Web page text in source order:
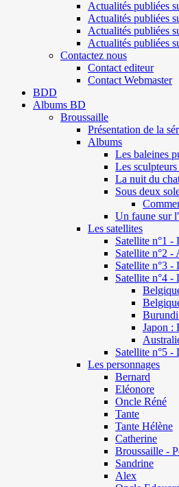
Actualités publiées
Actualités publiées
Actualités publiées
Actualités publiées
Contactez nous
Contact editeur
Contact Webmaster
BDD
Albums BD
Broussaille
Présentation de la
Albums
Les baleines
Les
La nuit du
Sous deux
Un faune sur
Les satellites
Satellite n°1 -
Satellite n°2
Satellite n°3 -
Satellite n°4 -
Burundi
Japon :
Satellite n°5 -
Les personnages
Bernard
Eléonore
Oncle Réné
Tante
Tante Hélène
Catherine
Broussaille -
Sandrine
Alex